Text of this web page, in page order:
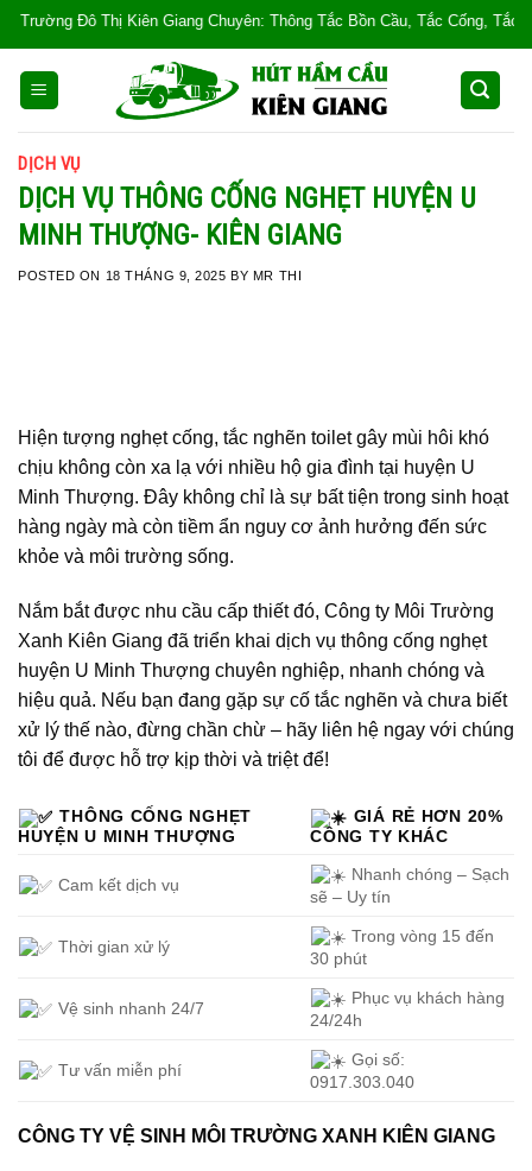
Skip
content
Giang Chuyên: Thông Tắc Bồn Cầu, Tắc Cống, Tắc Bồn Rửa, Mùi
DỊCH VỤ
DỊCH VỤ THÔNG CỐNG NGHẸT HUYỆN U
MINH THƯỢNG- KIÊN GIANG
POSTED ON 18 THÁNG 9, 2025 BY MR THI
Hiện tượng nghẹt cống, tắc nghẽn toilet gây mùi hôi khó
chịu không còn xa lạ với nhiều hộ gia đình tại huyện U
Minh Thượng. Đây không chỉ là sự bất tiện trong sinh hoạt
hàng ngày mà còn tiềm ẩn nguy cơ ảnh hưởng đến sức
khỏe và môi trường sống.
Nắm bắt được nhu cầu cấp thiết đó, Công ty Môi Trường
Xanh Kiên Giang đã triển khai dịch vụ thông cống nghẹt
huyện U Minh Thượng chuyên nghiệp, nhanh chóng và
hiệu quả. Nếu bạn đang gặp sự cố tắc nghẽn và chưa biết
xử lý thế nào, đừng chần chừ – hãy liên hệ ngay với chúng
tôi để được hỗ trợ kịp thời và triệt để!
THÔNG CỐNG NGHẸT
HUYỆN U MINH THƯỢNG
GIÁ RẺ HƠN 20%
CÔNG TY KHÁC
Cam kết dịch vụ
Nhanh chóng – Sạch
sẽ – Uy tín
Thời gian xử lý
Trong vòng 15 đến
30 phút
Vệ sinh nhanh 24/7
Phục vụ khách hàng
24/24h
Tư vấn miễn phí
Gọi số:
0917.303.040
CÔNG TY VỆ SINH MÔI TRƯỜNG XANH KIÊN GIANG